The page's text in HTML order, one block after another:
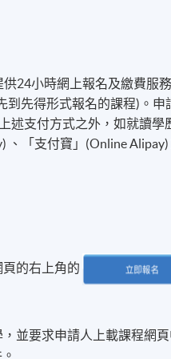
24小時網上報名及繳費服
到先得形式報名的課程)。申
述支付方式之外，如就讀
、「支付寶」(Online Alipay)
的右上角的
並要求申請人上載課程網